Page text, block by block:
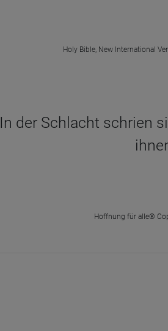
Holy Bible, New International
In der Schlacht schrien
Hoffnung für alle®